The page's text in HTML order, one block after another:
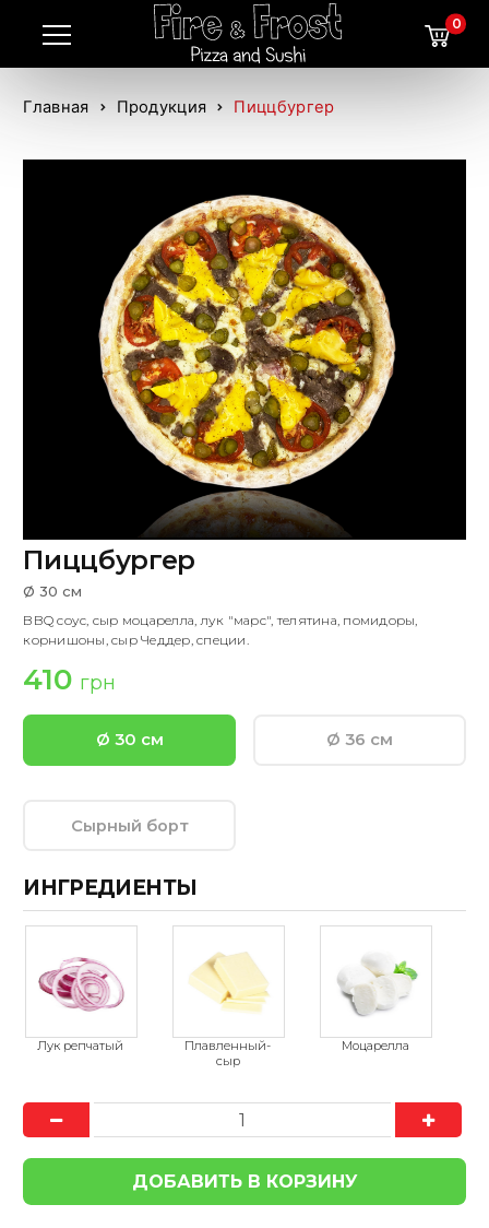
0
Главная Продукция Пиццбургер
Пиццбургер
Ø 30 см
BBQ соус, сыр моцарелла, лук "марс", телятина, помидоры,
корнишоны, сыр Чеддер, специи.
410 грн
Ø 30 см Ø 36 см
Сырный борт
ИНГРЕДИЕНТЫ